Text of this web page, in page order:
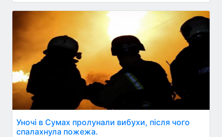
Уночі в Сумах пролунали вибухи, після чого
спалахнула пожежа.